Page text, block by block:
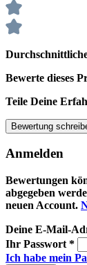
Bewerte dieses
Teile Deine
Bewertung
Anmelden
Bewertungen
abgegeben
neuen Account.
Deine E-Mail-
Ihr Passwort *
Ich habe mein